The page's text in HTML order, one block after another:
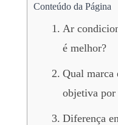
Conteúdo da Página
Ar
é melhor?
Qual marca
objetiva por
Diferença